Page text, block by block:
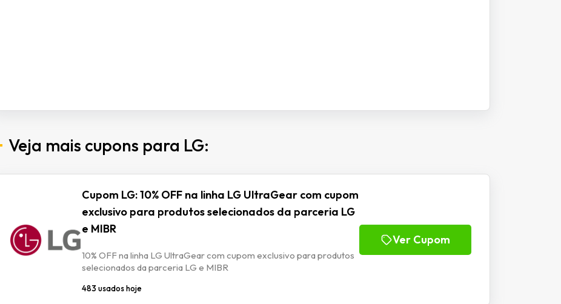
Veja mais cupons para LG:
Cupom LG: 10% OFF na linha LG UltraGear com cupom
exclusivo para produtos selecionados da parceria LG
e MIBR
10% OFF na linha LG UltraGear com cupom exclusivo para produtos
selecionados da parceria LG e MIBR
483 usados hoje
Ver Cupom